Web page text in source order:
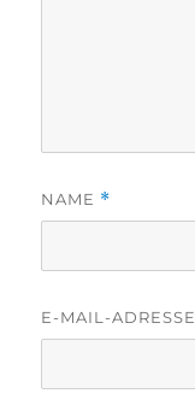
NAME *
E-MAIL-ADRESSE